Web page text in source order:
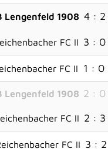
Lengenfeld 1908 4 : 2
FC II 3 : 0
FC II 1 : 0
Lengenfeld 1908 2 : 0
FC II 2 : 3
FC II 3 : 2